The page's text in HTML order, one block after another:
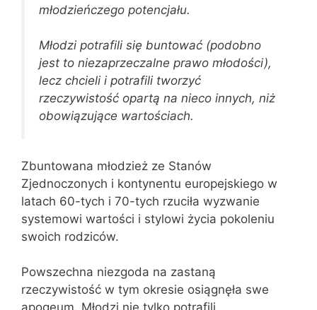
młodzieńczego potencjału.
Młodzi potrafili się buntować (podobno
jest to niezaprzeczalne prawo młodości),
lecz chcieli i potrafili tworzyć
rzeczywistość opartą na nieco innych, niż
obowiązujące wartościach.
Zbuntowana młodzież ze Stanów
Zjednoczonych i kontynentu europejskiego w
latach 60-tych i 70-tych rzuciła wyzwanie
systemowi wartości i stylowi życia pokoleniu
swoich rodziców.
Powszechna niezgoda na zastaną
rzeczywistość w tym okresie osiągnęła swe
apogeum. Młodzi nie tylko potrafili